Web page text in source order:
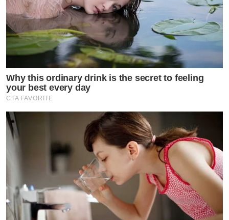
Why this ordinary drink is the secret to feeling
your best every day
CTA FAVORITE